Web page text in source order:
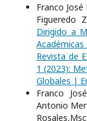
Franco
Figueredo
Dirigido a
Revista de
1 (2023):
Globales |
Franco
Antonio